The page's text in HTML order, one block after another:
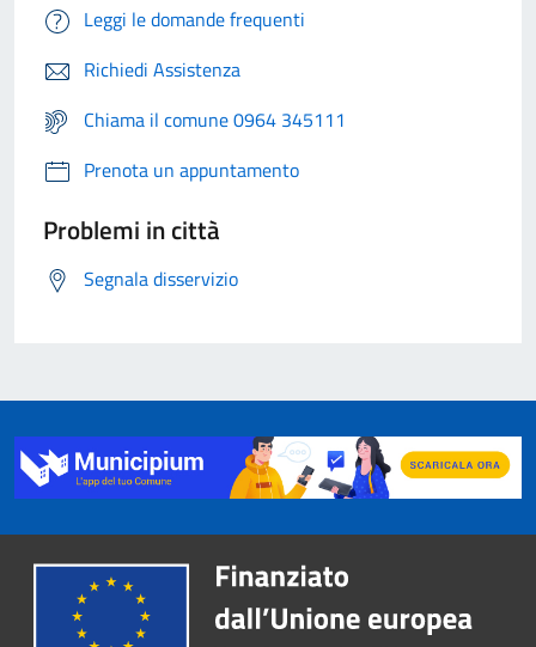
Leggi le domande frequenti
Richiedi Assistenza
Chiama il comune 0964 345111
Prenota un appuntamento
Problemi in città
Segnala disservizio